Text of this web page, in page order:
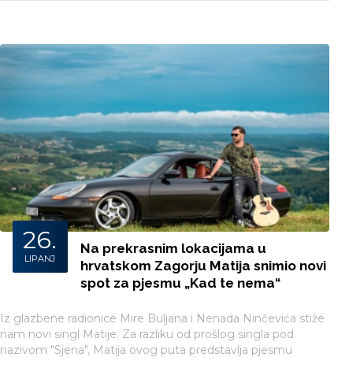
26.
LIPANJ
Na prekrasnim lokacijama u
hrvatskom Zagorju Matija snimio novi
spot za pjesmu „Kad te nema“
Iz glazbene radionice Mire Buljana i Nenada Ninčevića stiže
nam novi singl Matije. Za razliku od prošlog singla pod
nazivom "Sjena", Matija ovog puta predstavlja pjesmu